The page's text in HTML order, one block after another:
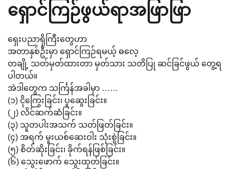
ရှောင်ကြဉ်ဖွယ်ရာအဖြာဖြာ
ရှေးပညာရှိကြီးတွေဟာ
အတာနှစ်ဦးမှာ ရှောင်ကြဉ်ရမယ့် ဓလေ့
တချို့ သတ်မှတ်ထားတာ မှတ်သား သတိပြု ဆင်ခြင်ဖွယ် တွေ့ရ
ပါတယ်။
အဲဒါတွေက သင်္ကြန်အခါမှာ ……
(၁) ငိုကြွေးခြင်း၊ ပူဆွေးခြင်း။
(၂) လိင်ဆက်ဆံခြင်း။
(၃) သူတပါးအသက် သတ်ဖြတ်ခြင်း။
(၄) အရက် မူးယစ်ဆေးဝါး သုံးစွဲခြင်း။
(၅) စိတ်ဆိုးခြင်း၊ ခိုက်ရန်ဖြစ်ခြင်း။
(၆) သွေးဖောက် သွေးထုတ်ခြင်း။